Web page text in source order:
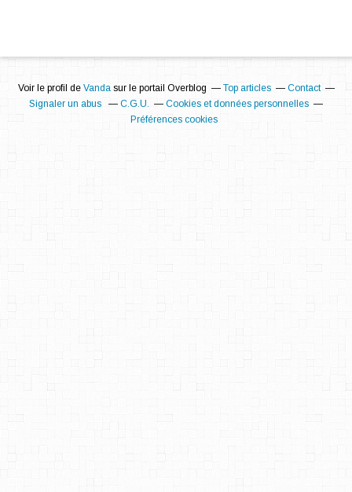
Voir le profil de Vandasur le portail Overblog Top articles
Contact
Signaler un abus
C.G.U.
Cookies et données personnelles
Préférences cookies